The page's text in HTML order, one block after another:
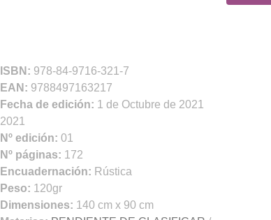
ISBN: 978-84-9716-321-7
EAN: 9788497163217
Fecha de edición: 1 de Octubre de 2021
2021
Nº edición: 01
Nº páginas: 172
Encuadernación: Rústica
Peso: 120gr
Dimensiones: 140 cm x 90 cm